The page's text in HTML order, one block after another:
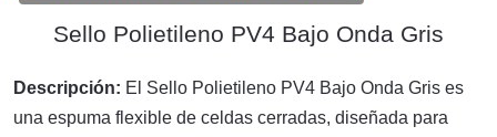
Sello Polietileno PV4 Bajo Onda Gris
Descripción: El Sello Polietileno PV4 Bajo Onda Gris es
una espuma flexible de celdas cerradas, diseñada para